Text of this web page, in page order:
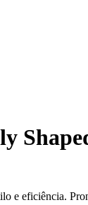
e eficiência.